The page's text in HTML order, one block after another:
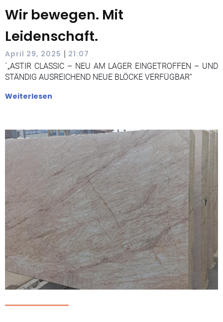
Wir bewegen. Mit
Leidenschaft.
April 29, 2025 | 21:07
´„ASTIR CLASSIC – NEU AM LAGER EINGETROFFEN – UND
STÄNDIG AUSREICHEND NEUE BLÖCKE VERFÜGBAR“
Weiterlesen